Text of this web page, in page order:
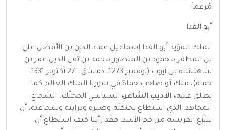
مُرغماً.
أبو الفدا
الملك المؤيد أبو الفدا إسماعيل عماد الدين بن الأفضل علي
بن المظفر محمود بن المنصور محمد بن تقي الدين عمر بن
شاهنشاه بن أيوب (نوفمبر 1273، دمشق - 27 أكتوبر 1331،
حماة)، ملك أو صاحب حماة في سوريا الملك العالم كما
يطلق عليه، الأديب الشاعر، السياسي المحنّك، الشجاع
المجاهد، الذي استطاع بحنكته وصبره ودرايته وشجاعته، أن
ينتزع الفريسة من فم الأسد، فقد رأينا كيف استطاع أن